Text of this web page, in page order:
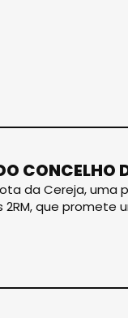
CONCELHO
da Cereja, uma
que promete